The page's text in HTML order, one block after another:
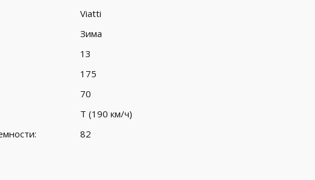
Viatti
Зима
13
175
70
T (190 км/ч)
82